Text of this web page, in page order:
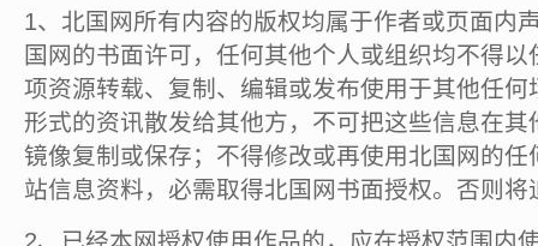
1、北国网所有内容的版权均属于作者或页面内
国网的书面许可，任何其他个人或组织均不得
项资源转载、复制、编辑或发布使用于其他任
形式的资讯散发给其他方，不可把这些信息在
镜像复制或保存；不得修改或再使用北国网的
站信息资料，必需取得北国网书面授权。否则将
2、已经本网授权使用作品的，应在授权范围内